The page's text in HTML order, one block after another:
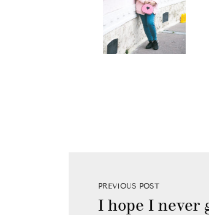
PREVIOUS POST
I hope I never